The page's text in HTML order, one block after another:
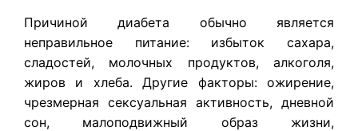
Причиной диабета обычно является
неправильное питание: избыток сахара,
сладостей, молочных продуктов, алкоголя,
жиров и хлеба. Другие факторы: ожирение,
чрезмерная сексуальная активность, дневной
сон, малоподвижный образ жизни,